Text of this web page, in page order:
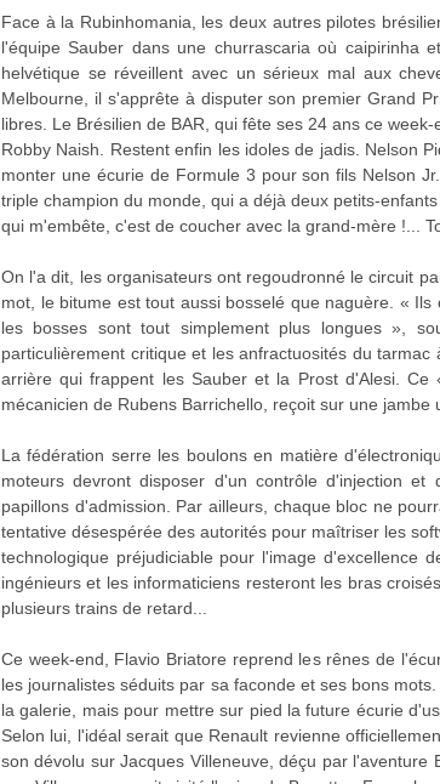
Face à la Rubinhomania, les deux autres pilotes
l'équipe Sauber dans une churrascaria où caipirinha
helvétique se réveillent avec un sérieux mal aux
Melbourne, il s'apprête à disputer son premier Grand
libres. Le Brésilien de BAR, qui fête ses 24 ans ce
Robby Naish. Restent enfin les idoles de jadis. Nelson
monter une écurie de Formule 3 pour son fils Nelson
triple champion du monde, qui a déjà deux petits-
qui m'embête, c'est de coucher avec la grand-mère !...
On l'a dit, les organisateurs ont regoudronné le circuit
mot, le bitume est tout aussi bosselé que naguère. «
les bosses sont tout simplement plus longues »,
particulièrement critique et les anfractuosités du
arrière qui frappent les Sauber et la Prost d'Alesi.
mécanicien de Rubens Barrichello, reçoit sur une
La fédération serre les boulons en matière
moteurs devront disposer d'un contrôle d'injection
papillons d'admission. Par ailleurs, chaque bloc ne
tentative désespérée des autorités pour maîtriser les
technologique préjudiciable pour l'image
ingénieurs et les informaticiens resteront les bras
plusieurs trains de retard...
Ce week-end, Flavio Briatore reprend les rênes de
les journalistes séduits par sa faconde et ses bons
la galerie, mais pour mettre sur pied la future écurie
Selon lui, l'idéal serait que Renault revienne
son dévolu sur Jacques Villeneuve, déçu par